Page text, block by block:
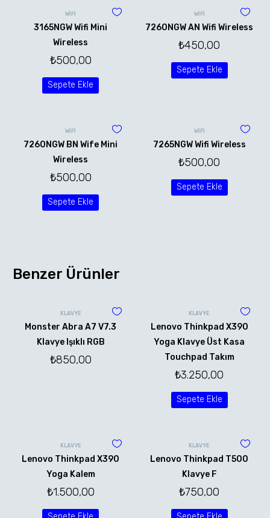
WİFİ
3165NGW Wifi Mini
Wireless
₺500,00
Sepete Ekle
WİFİ
7260NGW AN Wifi Wireless
₺450,00
Sepete Ekle
WİFİ
7260NGW BN Wife Mini
Wireless
₺500,00
Sepete Ekle
WİFİ
7265NGW Wifi Wireless
₺500,00
Sepete Ekle
Benzer Ürünler
KLAVYE
Monster Abra A7 V7.3
Klavye Işıklı RGB
₺850,00
KLAVYE
Lenovo Thinkpad X390
Yoga Klavye Üst Kasa
Touchpad Takım
₺3.250,00
Sepete Ekle
KLAVYE
Lenovo Thinkpad X390
Yoga Kalem
₺1.500,00
KLAVYE
Lenovo Thinkpad T500
Klavye F
₺750,00